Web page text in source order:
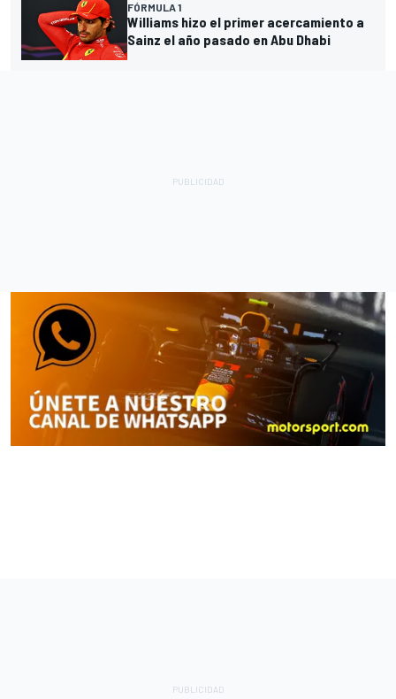
FÓRMULA 1
Williams hizo el primer acercamiento a
Sainz el año pasado en Abu Dhabi